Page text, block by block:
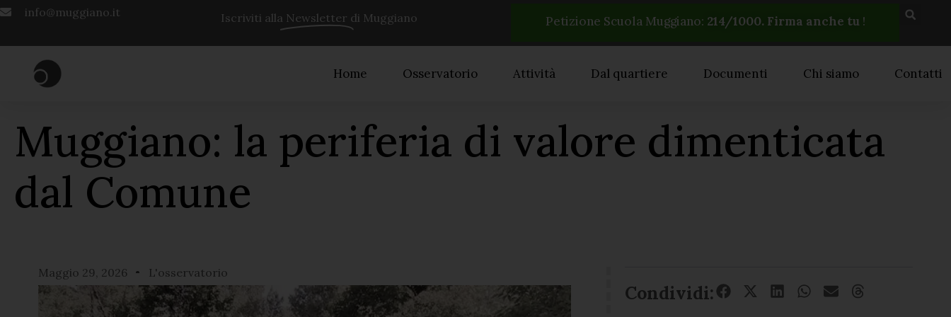
info@muggiano.it Iscriviti alla Newsletter di Muggiano Petizione Scuola Muggiano: 214/1000. Firma anche tu !
Home Osservatorio Attività Dal quartiere Documenti Chi siamo Contatti
Muggiano: la periferia di valore dimenticata
dal Comune
Maggio 29, 2026 L'osservatorio
Condividi: